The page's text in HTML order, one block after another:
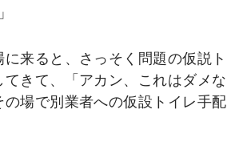
来ると、さっそく問題の仮説ト
きて、「アカン、これはダメな
場で別業者への仮設トイレ手配